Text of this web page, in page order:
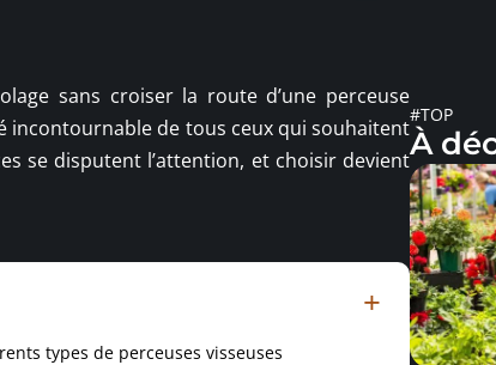
sans croiser la route d’une perceuse
incontournable de tous ceux qui souhaitent
se disputent l’attention, et choisir devient
types de perceuses visseuses
#TOP
À